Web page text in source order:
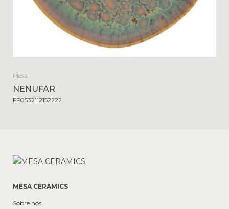
Mesa
NENUFAR
FF0532112152222
MESA CERAMICS
Sobre nós